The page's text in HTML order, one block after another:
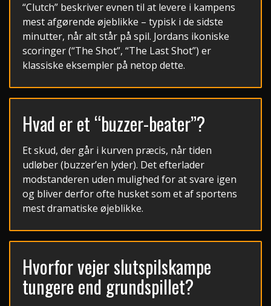
“Clutch” beskriver evnen til at levere i kampens
mest afgørende øjeblikke – typisk i de sidste
minutter, når alt står på spil. Jordans ikoniske
scoringer (“The Shot”, “The Last Shot”) er
klassiske eksempler på netop dette.
Hvad er et “buzzer-beater”?
Et skud, der går i kurven præcis, når tiden
udløber (buzzer’en lyder). Det efterlader
modstanderen uden mulighed for at svare igen
og bliver derfor ofte husket som et af sportens
mest dramatiske øjeblikke.
Hvorfor vejer slutspilskampe
tungere end grundspillet?